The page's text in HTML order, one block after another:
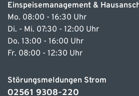
Einspeisemanagement &
Mo. 08:00 - 16:30 Uhr
Di. - Mi. 07:30 - 12:00 Uhr
Do. 13:00 - 16:00 Uhr
Fr. 08:00 - 12:30 Uhr
Störungsmeldungen Strom
02561 9308-220